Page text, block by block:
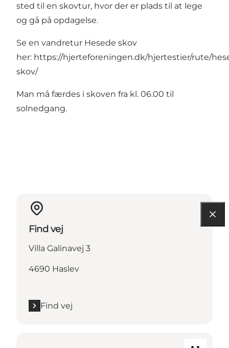
sted til en skovtur, hvor der er plads til at lege
og gå på opdagelse.
Se en vandretur Hesede skov
her: https://hjerteforeningen.dk/hjertestier/rute/
skov/
Man må færdes i skoven fra kl. 06.00 til
solnedgang.
Find vej
Villa Galinavej 3
4690 Haslev
Find vej